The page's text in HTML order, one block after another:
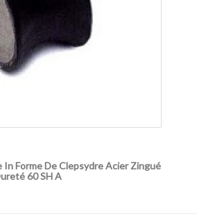
Forme De Clepsydre Acier Zingué
60 SH A